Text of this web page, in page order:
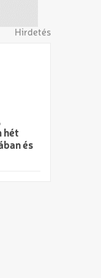
Hirdetés
hét
és